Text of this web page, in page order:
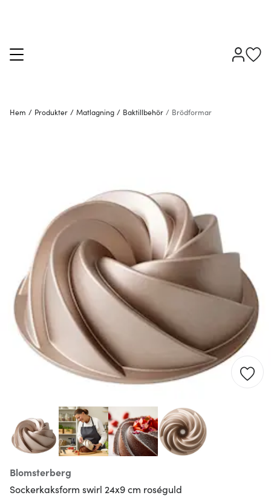
Hem / Produkter / Matlagning / Baktillbehör / Brödformar
Blomsterberg
Sockerkaksform swirl 24x9 cm roséguld